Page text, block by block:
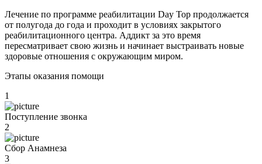
Лечение по программе реабилитации Day Top продолжается
от полугода до года и проходит в условиях закрытого
реабилитационного центра. Аддикт за это время
пересматривает свою жизнь и начинает выстраивать новые
здоровые отношения с окружающим миром.
Этапы оказания помощи
1
Поступление звонка
2
Сбор Анамнеза
3